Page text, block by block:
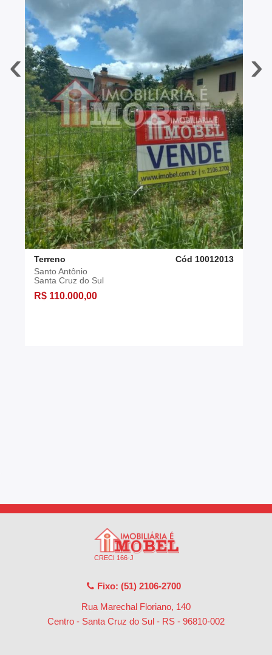
‹
Terreno
Cód 10012013
Santo Antônio
Santa Cruz do Sul
R$ 110.000,00
›
CRECI 166-J
Fixo: (51) 2106-2700
Rua Marechal Floriano, 140
Centro - Santa Cruz do Sul - RS - 96810-002